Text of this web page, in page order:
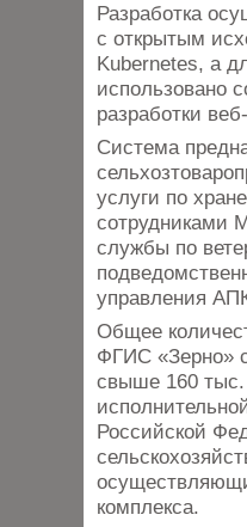
Разработка
с открытым
Kubernetes, а
использовано
разработки
Система
услуги по
сотрудниками
службы по
управления
Общее
ФГИС «Зерно»
свыше 160 тыс.
Российской
комплекса.